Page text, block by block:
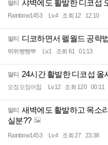
멀티 샤벽에도 활발한 디코섭
Rainbow1453 Lv.4 조회 12 12:10
멀티 디코하면서 펠월드 공략
뛰뛰빵빵뿌 Lv.1 조회 61 01:13
멀티 24시간 활발한 디코섭 올
오징오징어칩 Lv.12 조회 120 00:11
멀티 새벽에도 활발하고 목소
실분??
Rainbow1453 Lv.4 조회 27 23:38